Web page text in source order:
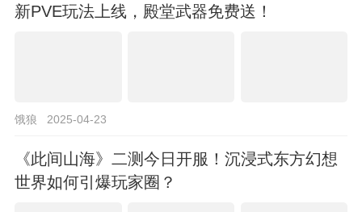
新PVE玩法上线，殿堂武器免费送！
饿狼 2025-04-23
《此间山海》二测今日开服！沉浸式东方幻想
世界如何引爆玩家圈？